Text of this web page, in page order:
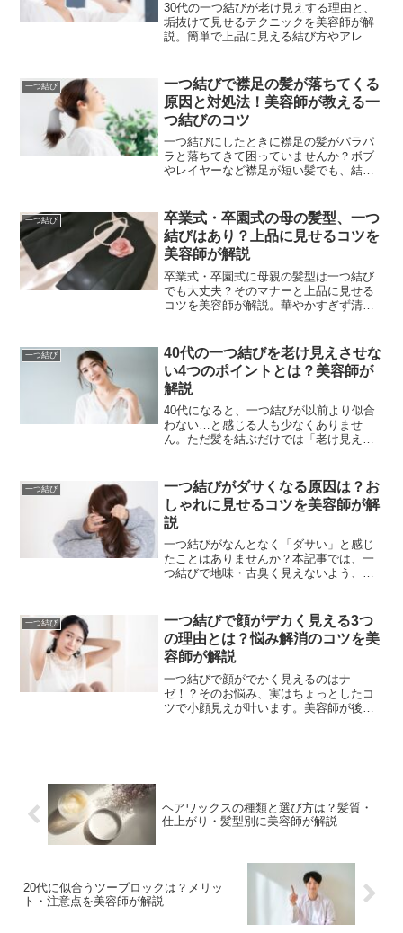
30代の一つ結びが老け見えする理由と、
垢抜けて見せるテクニックを美容師が解
説。簡単で上品に見える結び方やアレン
一つ結び
一つ結びで襟足の髪が落ちてくる
原因と対処法！美容師が教える一
つ結びのコツ
一つ結びにしたときに襟足の髪がパラパ
ラと落ちてきて困っていませんか？ボブ
やレイヤーなど襟足が短い髪でも、結び
の毛が落ちてくる原因と対処法を美容師
が解説。短い襟足もしっかり収まる簡単
テクニックで、崩れない綺麗なポニーテ
ールを実現しましょう。
一つ結び
卒業式・卒園式の母の髪型、一つ
結びはあり？上品に見せるコツを
美容師が解説
卒業式・卒園式に母親の髪型は一つ結び
でも大丈夫？そのマナーと上品に見せる
コツを美容師が解説。華やかすぎず清潔
マスタイルを実現しましょう。
一つ結び
40代の一つ結びを老け見えさせな
い4つのポイントとは？美容師が
解説
40代になると、一つ結びが以前より似合
わない…と感じる人も少なくありませ
ん。ただ髪を結ぶだけでは「老け見え」
ジ法を美容師の視点から詳しく解説しま
す。
一つ結び
一つ結びがダサくなる原因は？お
しゃれに見せるコツを美容師が解
説
一つ結びがなんとなく「ダサい」と感じ
たことはありませんか？本記事では、一
つ結びで地味・古臭く見えないよう、巻
しく解説します。おしゃれ度を上げたい
方は必見です！
一つ結び
一つ結びで顔がデカく見える3つ
の理由とは？悩み解消のコツを美
容師が解説
一つ結びで顔がでかく見えるのはナ
ゼ！？そのお悩み、実はちょっとしたコ
ツで小顔見えが叶います。美容師が後れ
ヘアワックスの種類と選び方は？髪質・
仕上がり・髪型別に美容師が解説
20代に似合うツーブロックは？メリッ
ト・注意点を美容師が解説